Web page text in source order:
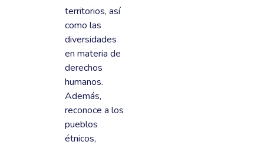
territorios, así
como las
diversidades
en materia de
derechos
humanos.
Además,
reconoce a los
pueblos
étnicos,